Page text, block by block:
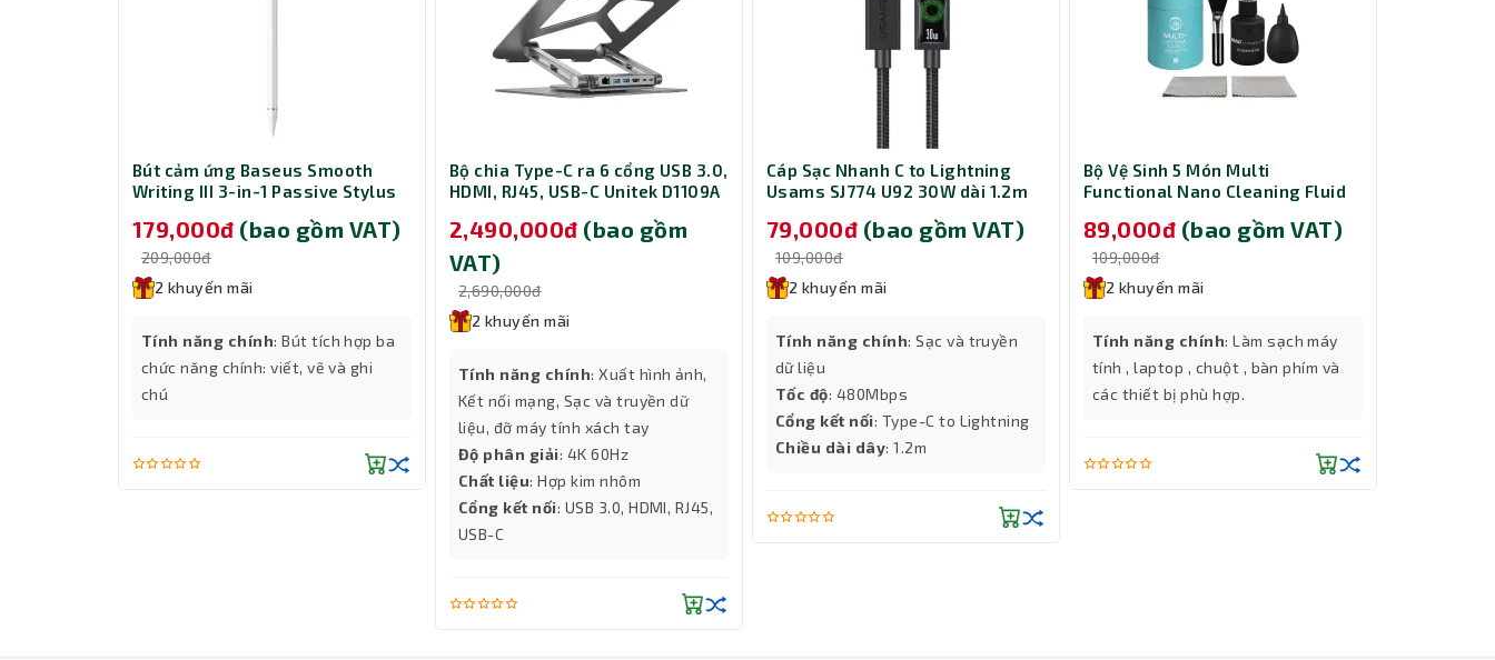
Bút cảm ứng Baseus Smooth
Writing III 3-in-1 Passive Stylus
White (LVN080-NM-WH)
179,000đ (bao gồm VAT)
209,000đ
2 khuyến mãi
Tính năng chính: Bút tích hợp ba
chức năng chính: viết, vẽ và ghi
chú
Bộ chia Type-C ra 6 cổng USB 3.0,
HDMI, RJ45, USB-C Unitek D1109A
2,490,000đ (bao gồm
VAT)
2,690,000đ
2 khuyến mãi
Tính năng chính: Xuất hình ảnh,
Kết nối mạng, Sạc và truyền dữ
liệu, đỡ máy tính xách tay
Độ phân giải: 4K 60Hz
Chất liệu: Hợp kim nhôm
Cổng kết nối: USB 3.0, HDMI, RJ45,
USB-C
Cáp Sạc Nhanh C to Lightning
Usams SJ774 U92 30W dài 1.2m
79,000đ (bao gồm VAT)
109,000đ
2 khuyến mãi
Tính năng chính: Sạc và truyền
dữ liệu
Tốc độ: 480Mbps
Cổng kết nối: Type-C to Lightning
Chiều dài dây: 1.2m
Bộ Vệ Sinh 5 Món Multi
Functional Nano Cleaning Fluid
89,000đ (bao gồm VAT)
109,000đ
2 khuyến mãi
Tính năng chính: Làm sạch máy
tính , laptop , chuột , bàn phím và
các thiết bị phù hợp.
Thành Nhân TNC